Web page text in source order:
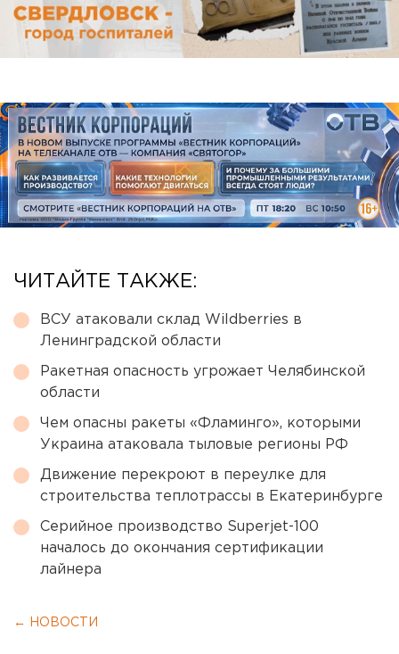
ЧИТАЙТЕ ТАКЖЕ:
ВСУ атаковали склад Wildberries в
Ленинградской области
Ракетная опасность угрожает Челябинской
области
Чем опасны ракеты «Фламинго», которыми
Украина атаковала тыловые регионы РФ
Движение перекроют в переулке для
строительства теплотрассы в Екатеринбурге
Серийное производство Superjet-100
началось до окончания сертификации
лайнера
← НОВОСТИ